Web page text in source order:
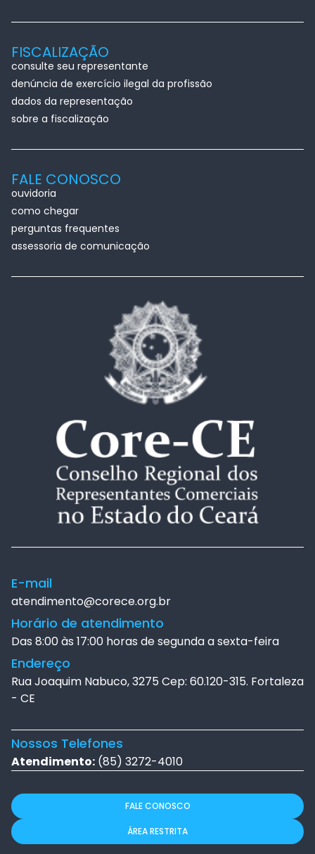
FISCALIZAÇÃO
consulte seu representante
denúncia de exercício ilegal da profissão
dados da representação
sobre a fiscalização
FALE CONOSCO
ouvidoria
como chegar
perguntas frequentes
assessoria de comunicação
E-mail
atendimento@corece.org.br
Horário de atendimento
Das 8:00 às 17:00 horas de segunda a sexta-feira
Endereço
Rua Joaquim Nabuco, 3275 Cep: 60.120-315. Fortaleza
- CE
Nossos Telefones
Atendimento: (85) 3272-4010
FALE CONOSCO
ÁREA RESTRITA